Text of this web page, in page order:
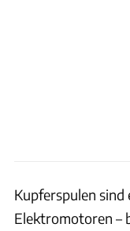
Kupferspulen sind
Elektromotoren –